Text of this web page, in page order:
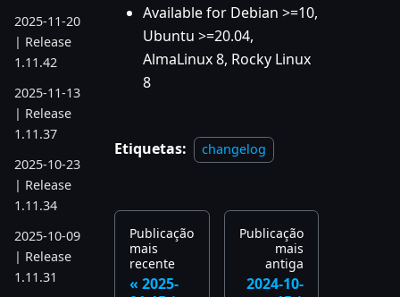
2025-11-20
| Release
1.11.42
2025-11-13
| Release
1.11.37
2025-10-23
| Release
1.11.34
2025-10-09
| Release
1.11.31
Available for Debian >=10,
Ubuntu >=20.04,
AlmaLinux 8, Rocky Linux
8
Etiquetas: changelog
Publicação
mais
recente
2025-
Publicação
mais
antiga
2024-10-